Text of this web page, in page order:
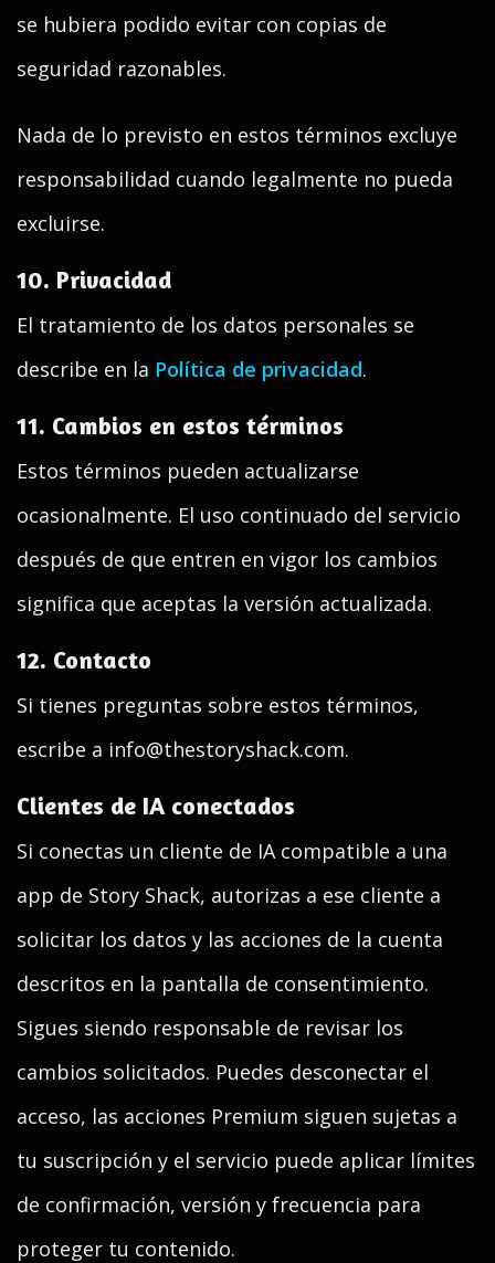
se hubiera podido evitar con copias de
seguridad razonables.
Nada de lo previsto en estos términos excluye
responsabilidad cuando legalmente no pueda
excluirse.
10. Privacidad
El tratamiento de los datos personales se
describe en la Política de privacidad.
11. Cambios en estos términos
Estos términos pueden actualizarse
ocasionalmente. El uso continuado del servicio
después de que entren en vigor los cambios
significa que aceptas la versión actualizada.
12. Contacto
Si tienes preguntas sobre estos términos,
escribe a info@thestoryshack.com.
Clientes de IA conectados
Si conectas un cliente de IA compatible a una
app de Story Shack, autorizas a ese cliente a
solicitar los datos y las acciones de la cuenta
descritos en la pantalla de consentimiento.
Sigues siendo responsable de revisar los
cambios solicitados. Puedes desconectar el
acceso, las acciones Premium siguen sujetas a
tu suscripción y el servicio puede aplicar límites
de confirmación, versión y frecuencia para
proteger tu contenido.